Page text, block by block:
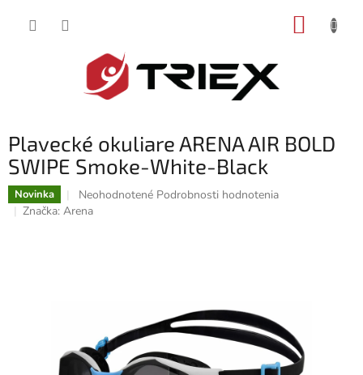
Plavecké okuliare ARENA AIR BOLD
SWIPE Smoke-White-Black
Novinka
Priemerné
hodnotenie
Neohodnotené Podrobnosti hodnotenia
Značka: Arena